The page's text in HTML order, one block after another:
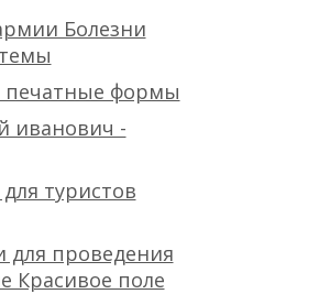
Болезни
печатные формы
иванович -
туристов
для проведения
Красивое поле